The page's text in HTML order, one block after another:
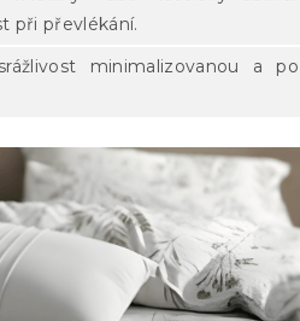
při převlékání.
minimalizovanou a po